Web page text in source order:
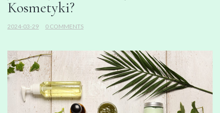
Kosmetyki?
2024-03-29 0 COMMENTS